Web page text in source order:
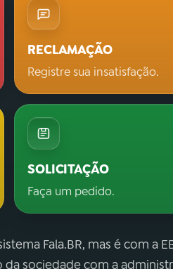
RECLAMAÇÃO
Registre sua insatisfação.
SOLICITAÇÃO
Faça um pedido.
Fala.BR, mas é com a
sociedade com a